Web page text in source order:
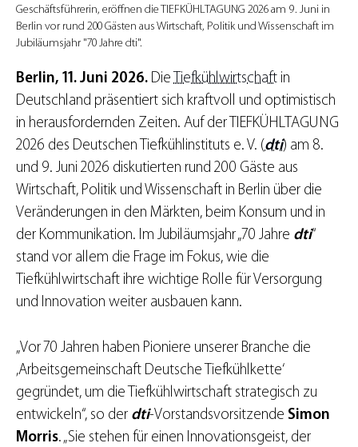
Geschäftsführerin, eröffnen die TIEFKÜHLTAGUNG 2026 am 9. Juni in
Berlin vor rund 200 Gästen aus Wirtschaft, Politik und Wissenschaft im
Jubiläumsjahr "70 Jahre dti".
Berlin, 11. Juni 2026. Die Tiefkühlwirtschaft in
Deutschland präsentiert sich kraftvoll und optimistisch
in herausfordernden Zeiten. Auf der TIEFKÜHLTAGUNG
2026 des Deutschen Tiefkühlinstituts e. V. (dti) am 8.
und 9. Juni 2026 diskutierten rund 200 Gäste aus
Wirtschaft, Politik und Wissenschaft in Berlin über die
Veränderungen in den Märkten, beim Konsum und in
der Kommunikation. Im Jubiläumsjahr „70 Jahre dti“
stand vor allem die Frage im Fokus, wie die
Tiefkühlwirtschaft ihre wichtige Rolle für Versorgung
und Innovation weiter ausbauen kann.
„Vor 70 Jahren haben Pioniere unserer Branche die
‚Arbeitsgemeinschaft Deutsche Tiefkühlkette‘
gegründet, um die Tiefkühlwirtschaft strategisch zu
entwickeln“, so der dti-Vorstandsvorsitzende Simon
Morris. „Sie stehen für einen Innovationsgeist, der